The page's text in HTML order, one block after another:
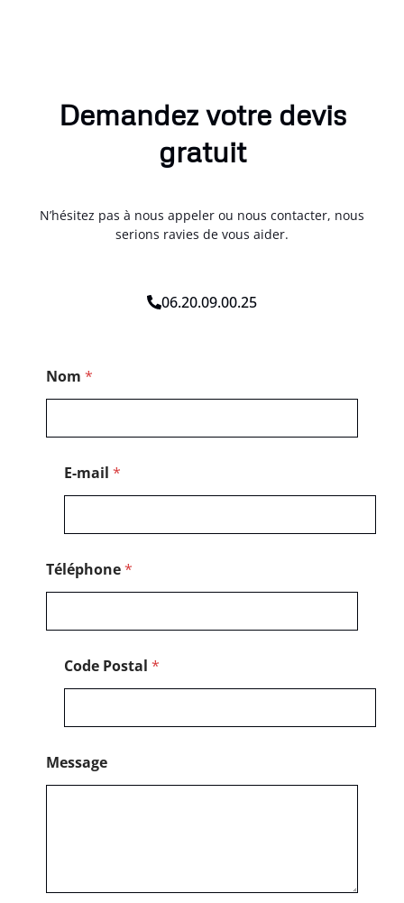
Demandez votre devis
gratuit
N’hésitez pas à nous appeler ou nous contacter, nous
serions ravies de vous aider.
06.20.09.00.25
Nom *
E-mail *
Téléphone*
Code Postal *
Message